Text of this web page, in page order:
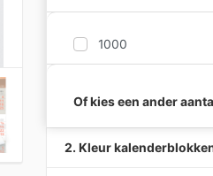
1000
Of kies een ander
2. Kleur